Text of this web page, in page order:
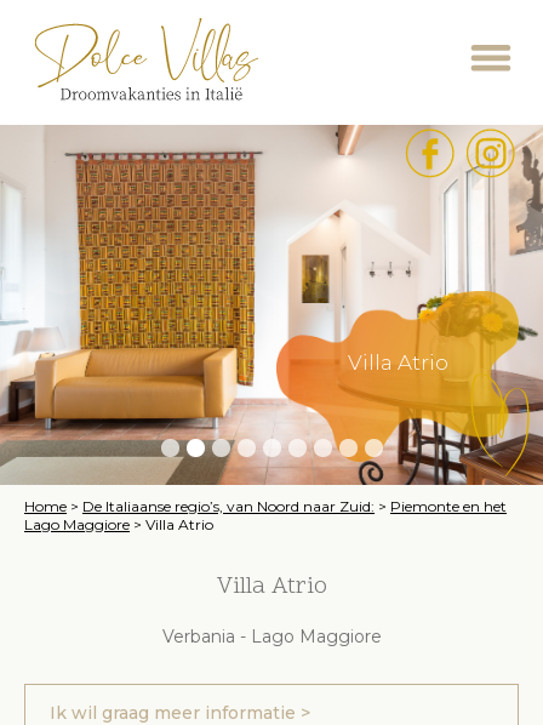
Villa Atrio
Home > De Italiaanse regio’s, van Noord naar Zuid: > Piemonte en het
Lago Maggiore > Villa Atrio
Villa Atrio
Verbania - Lago Maggiore
Ik wil graag meer informatie >